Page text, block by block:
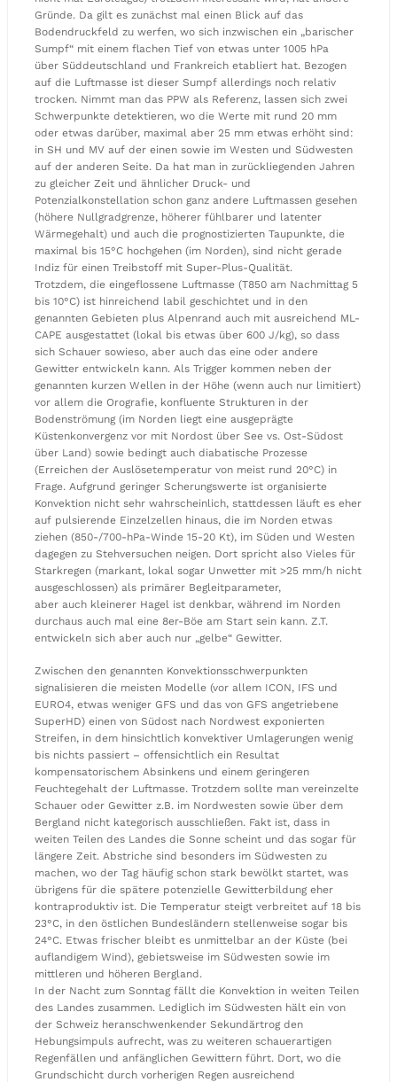
Gründe. Da gilt es zunächst mal einen Blick auf das
Bodendruckfeld zu werfen, wo sich inzwischen ein „barischer
Sumpf“ mit einem flachen Tief von etwas unter 1005 hPa
über Süddeutschland und Frankreich etabliert hat. Bezogen
auf die Luftmasse ist dieser Sumpf allerdings noch relativ
trocken. Nimmt man das PPW als Referenz, lassen sich zwei
Schwerpunkte detektieren, wo die Werte mit rund 20 mm
oder etwas darüber, maximal aber 25 mm etwas erhöht sind:
in SH und MV auf der einen sowie im Westen und Südwesten
auf der anderen Seite. Da hat man in zurückliegenden Jahren
zu gleicher Zeit und ähnlicher Druck- und
Potenzialkonstellation schon ganz andere Luftmassen gesehen
(höhere Nullgradgrenze, höherer fühlbarer und latenter
Wärmegehalt) und auch die prognostizierten Taupunkte, die
maximal bis 15°C hochgehen (im Norden), sind nicht gerade
Indiz für einen Treibstoff mit Super-Plus-Qualität.
Trotzdem, die eingeflossene Luftmasse (T850 am Nachmittag 5
bis 10°C) ist hinreichend labil geschichtet und in den
genannten Gebieten plus Alpenrand auch mit ausreichend ML-
CAPE ausgestattet (lokal bis etwas über 600 J/kg), so dass
sich Schauer sowieso, aber auch das eine oder andere
Gewitter entwickeln kann. Als Trigger kommen neben der
genannten kurzen Wellen in der Höhe (wenn auch nur limitiert)
vor allem die Orografie, konfluente Strukturen in der
Bodenströmung (im Norden liegt eine ausgeprägte
Küstenkonvergenz vor mit Nordost über See vs. Ost-Südost
über Land) sowie bedingt auch diabatische Prozesse
(Erreichen der Auslösetemperatur von meist rund 20°C) in
Frage. Aufgrund geringer Scherungswerte ist organisierte
Konvektion nicht sehr wahrscheinlich, stattdessen läuft es eher
auf pulsierende Einzelzellen hinaus, die im Norden etwas
ziehen (850-/700-hPa-Winde 15-20 Kt), im Süden und Westen
dagegen zu Stehversuchen neigen. Dort spricht also Vieles für
Starkregen (markant, lokal sogar Unwetter mit >25 mm/h nicht
ausgeschlossen) als primärer Begleitparameter,
aber auch kleinerer Hagel ist denkbar, während im Norden
durchaus auch mal eine 8er-Böe am Start sein kann. Z.T.
entwickeln sich aber auch nur „gelbe“ Gewitter.
Zwischen den genannten Konvektionsschwerpunkten
signalisieren die meisten Modelle (vor allem ICON, IFS und
EURO4, etwas weniger GFS und das von GFS angetriebene
SuperHD) einen von Südost nach Nordwest exponierten
Streifen, in dem hinsichtlich konvektiver Umlagerungen wenig
bis nichts passiert – offensichtlich ein Resultat
kompensatorischem Absinkens und einem geringeren
Feuchtegehalt der Luftmasse. Trotzdem sollte man vereinzelte
Schauer oder Gewitter z.B. im Nordwesten sowie über dem
Bergland nicht kategorisch ausschließen. Fakt ist, dass in
weiten Teilen des Landes die Sonne scheint und das sogar für
längere Zeit. Abstriche sind besonders im Südwesten zu
machen, wo der Tag häufig schon stark bewölkt startet, was
übrigens für die spätere potenzielle Gewitterbildung eher
kontraproduktiv ist. Die Temperatur steigt verbreitet auf 18 bis
23°C, in den östlichen Bundesländern stellenweise sogar bis
24°C. Etwas frischer bleibt es unmittelbar an der Küste (bei
auflandigem Wind), gebietsweise im Südwesten sowie im
mittleren und höheren Bergland.
In der Nacht zum Sonntag fällt die Konvektion in weiten Teilen
des Landes zusammen. Lediglich im Südwesten hält ein von
der Schweiz heranschwenkender Sekundärtrog den
Hebungsimpuls aufrecht, was zu weiteren schauerartigen
Regenfällen und anfänglichen Gewittern führt. Dort, wo die
Grundschicht durch vorherigen Regen ausreichend